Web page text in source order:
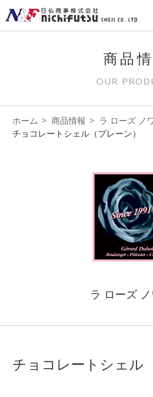
商品
OUR
ホーム 商品情報
ラ ローズ ノ
チョコレートシェル（プレーン）
ラ ローズ
チョコレートシェル